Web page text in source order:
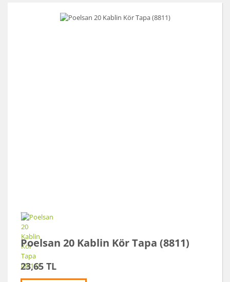
Poelsan 20 Kablin Kör Tapa (8811)
23,65 TL